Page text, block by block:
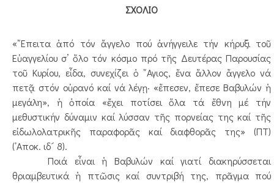
ΣΧΟΛΙΟ
«῎Επειτα ἀπό τόν ἄγγελο πού ἀνήγγειλε τήν κήρυξι τοῦ
Εὐαγγελίου σ’ ὅλο τόν κόσμο πρό τῆς Δευτέρας Παρουσίας
τοῦ Κυρίου, εἶδα, συνεχίζει ὁ ῞Αγιος, ἕνα ἄλλον ἄγγελο νά
πετᾷ στόν οὐρανό καί νά λέγῃ· «ἔπεσεν, ἔπεσε Βαβυλών ἡ
μεγάλη», ἡ ὁποία «ἔχει ποτίσει ὅλα τά ἔθνη μέ τήν
μεθυστικήν δύναμιν καί λύσσαν τῆς πορνείας της καί τῆς
εἰδωλολατρικῆς παραφορᾶς καί διαφθορᾶς της» (ΠΤ)
(᾿Αποκ. ιδ´ 8).
Ποιά εἶναι ἡ Βαβυλών καί γιατί διακηρύσσεται
θριαμβευτικά ἡ πτῶσις καί συντριβή της, πρᾶγμα πού